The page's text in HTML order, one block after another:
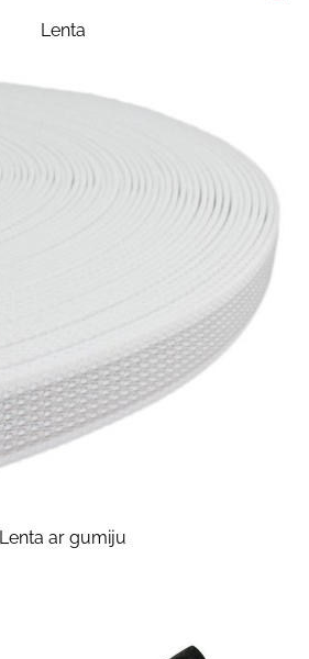
Lenta
Lenta ar gumiju